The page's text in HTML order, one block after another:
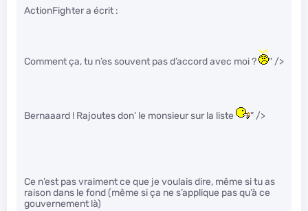
ActionFighter a écrit :
Comment ça, tu n’es souvent pas d’accord avec moi ? " />
Bernaaard ! Rajoutes don’ le monsieur sur la liste " />
Ce n’est pas vraiment ce que je voulais dire, même si tu as
raison dans le fond (même si ça ne s’applique pas qu’à ce
gouvernement là)